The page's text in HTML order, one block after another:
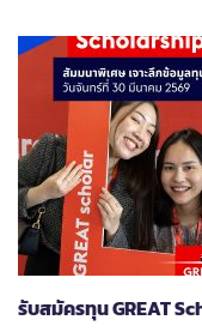
รับสมัครทุน GREAT